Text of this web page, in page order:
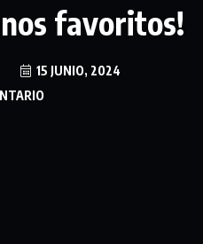
favoritos!
15 JUNIO, 2024